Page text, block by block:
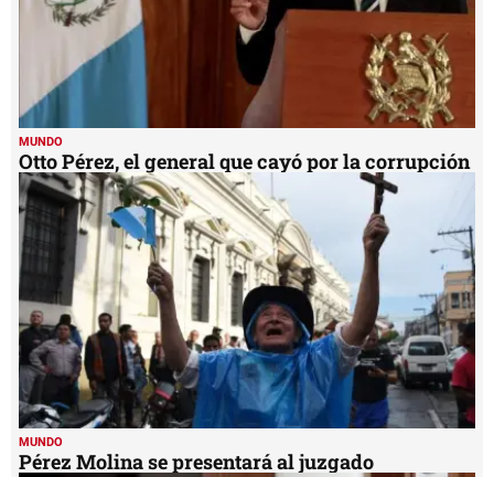
MUNDO
Otto Pérez, el general que cayó por la corrupción
MUNDO
Pérez Molina se presentará al juzgado